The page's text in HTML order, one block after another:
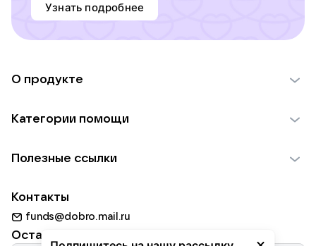
Узнать подробнее
О продукте
Использование материалов
Для НКО
Партнерам
Категории помощи
Пожилым
Животным
Природе
Полезные ссылки
Добрый день
Контакты
funds@dobro.mail.ru
Оставайтесь с нами